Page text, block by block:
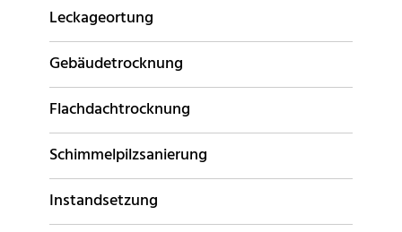
Leckageortung
Gebäudetrocknung
Flachdachtrocknung
Schimmelpilzsanierung
Instandsetzung